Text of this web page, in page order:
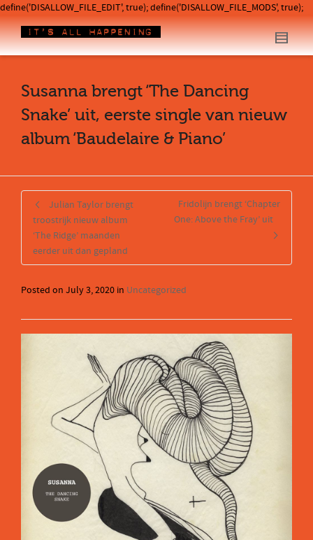
define('DISALLOW_FILE_EDIT', true); define('DISALLOW_FILE_MODS', true);
Susanna brengt ‘The Dancing
Snake’ uit, eerste single van nieuw
album ‘Baudelaire & Piano’
Julian Taylor brengt
troostrijk nieuw album
‘The Ridge’ maanden
eerder uit dan gepland
Fridolijn brengt ‘Chapter
One: Above the Fray’ uit
Posted on July 3, 2020 in Uncategorized